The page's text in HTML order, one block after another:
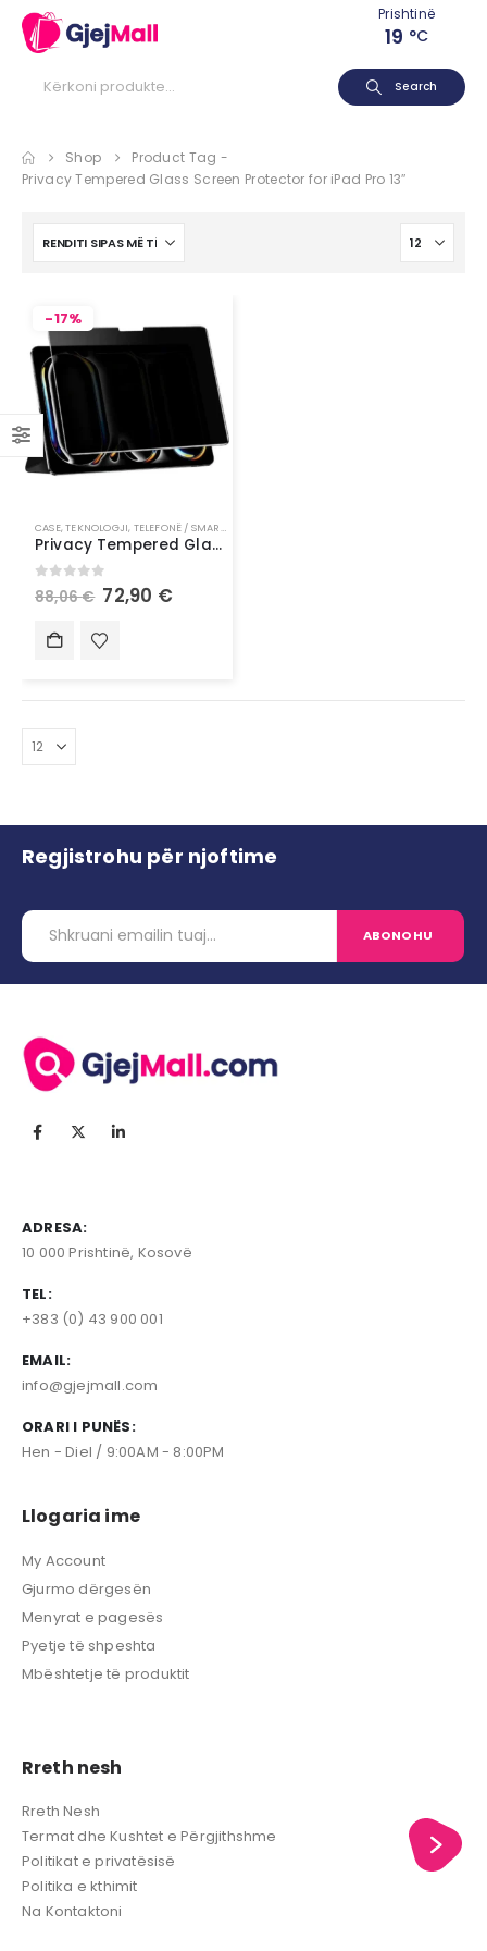
Prishtinë
19 °C
Search
Shop
Product Tag -
Privacy Tempered Glass Screen Protector for iPad Pro 13″
-17%
CASE,TEKNOLOGJI, TELEFONË / SMARTWATCH
Privacy Tempered Glass Screen Protector for iPad Pro 13″
out of 5
88,06€ 72,90 €
Regjistrohu për njoftime
ADRESA:
10 000 Prishtinë, Kosovë
TEL:
+383 (0) 43 900 001
EMAIL:
info@gjejmall.com
ORARI I PUNËS:
Hen - Diel / 9:00AM - 8:00PM
Llogaria ime
My Account
Gjurmo dërgesën
Menyrat e pagesës
Pyetje të shpeshta
Mbështetje të produktit
Rreth nesh
Rreth Nesh
Termat dhe Kushtet e Përgjithshme
Politikat e privatësisë
Politika e kthimit
Na Kontaktoni